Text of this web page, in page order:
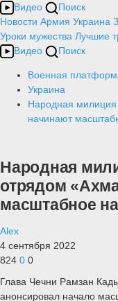
Видео
Поиск
Новости Армия Украина
Уроки мужества Лучшие
Видео
Поиск
Военная
Украина
Народная
начинают
Народная
отрядом
масштабное
Alex
4 сентября 2022
824 0 0
Глава Чечни Рамзан
анонсировал начало